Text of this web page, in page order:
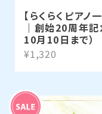
【らくらくピアノ
｜創始20周年
10月10日まで）
¥1,320